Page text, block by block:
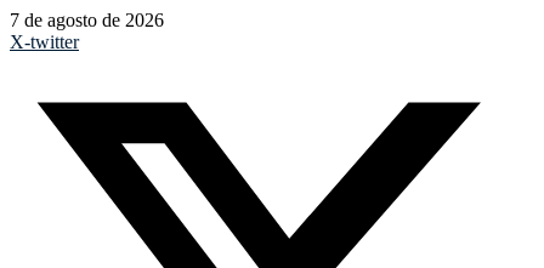
7 de agosto de 2026
X-twitter